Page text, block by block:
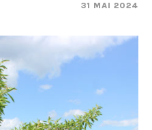
31 MAI 2024